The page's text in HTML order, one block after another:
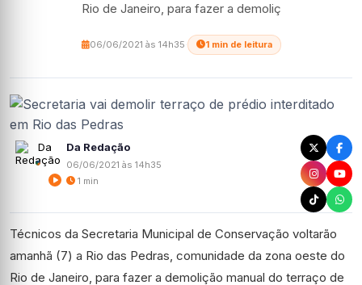
Rio de Janeiro, para fazer a demoliç
06/06/2021 às 14h35 1 min de leitura
Da Redação
06/06/2021 às 14h35
1 min
Técnicos da Secretaria Municipal de Conservação voltarão
amanhã (7) a Rio das Pedras, comunidade da zona oeste do
Rio de Janeiro, para fazer a demolição manual do terraço de